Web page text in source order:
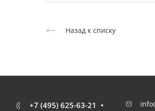
Назад к списку
+7 (495) 625-63-21